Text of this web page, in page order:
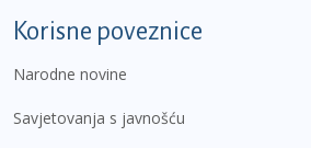
Korisne poveznice
Narodne novine
Savjetovanja s javnošću